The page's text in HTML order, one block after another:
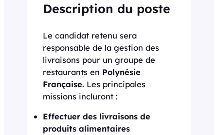
Description du poste
Le candidat retenu sera
responsable de la gestion des
livraisons pour un groupe de
restaurants en Polynésie
Française. Les principales
missions incluront :
Effectuer des livraisons de
produits alimentaires